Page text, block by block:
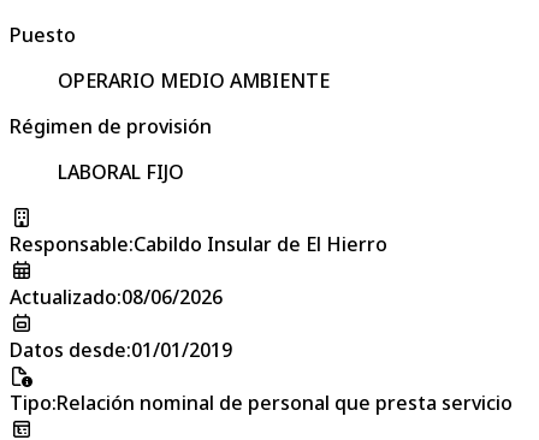
Puesto
OPERARIO MEDIO AMBIENTE
Régimen de provisión
LABORAL FIJO
Responsable:Cabildo Insular de El Hierro
Actualizado:08/06/2026
Datos desde:01/01/2019
Tipo:Relación nominal de personal que presta servicio